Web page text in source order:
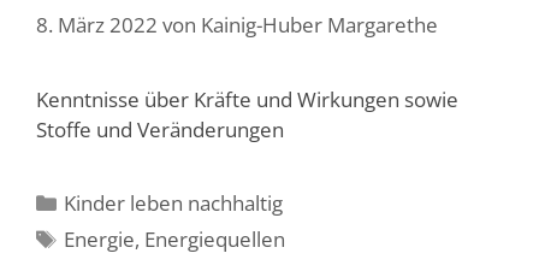
8. März 2022 von Kainig-Huber Margarethe
Kenntnisse über Kräfte und Wirkungen sowie
Stoffe und Veränderungen
Kinder leben nachhaltig
Energie, Energiequellen